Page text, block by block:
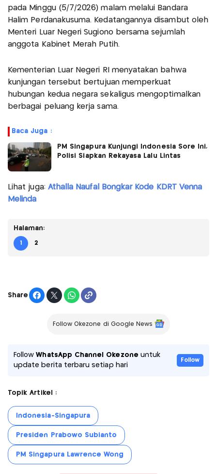
pada Minggu (5/7/2026) malam melalui Bandara
Halim Perdanakusuma. Kedatangannya disambut oleh
Menteri Luar Negeri Sugiono bersama sejumlah
anggota Kabinet Merah Putih.
Kementerian Luar Negeri RI menyatakan bahwa
kunjungan tersebut bertujuan memperkuat
hubungan kedua negara sekaligus mengoptimalkan
berbagai peluang kerja sama.
Baca Juga :
PM Singapura Kunjungi Indonesia Sore Ini,
Polisi Siapkan Rekayasa Lalu Lintas
Lihat juga: Athalla Naufal Bongkar Kode KDRT Venna
Melinda
Halaman:
1 2
Share
Follow Okezone di Google News
FollowWhatsApp Channel Okezone untuk
update berita terbaru setiap hari
Follow
Topik Artikel :
Indonesia-Singapura
Presiden Prabowo Subianto
PM Singapura Lawrence Wong